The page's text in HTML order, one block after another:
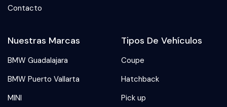
Contacto
Nuestras Marcas
BMW Guadalajara
BMW Puerto Vallarta
MINI
Tipos De Vehículos
Coupe
Hatchback
Pick up